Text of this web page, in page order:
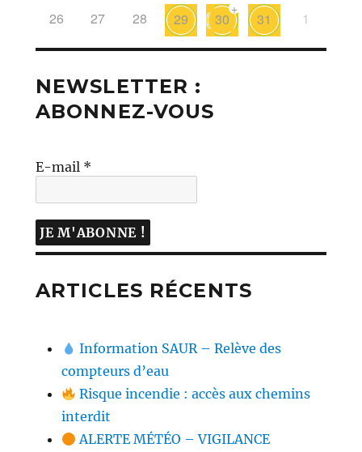
26 27 28 29 30
+
31 1
NEWSLETTER :
ABONNEZ-VOUS
E-mail *
ARTICLES RÉCENTS
Information SAUR – Relève des
compteurs d’eau
Risque incendie : accès aux chemins
interdit
ALERTE MÉTÉO – VIGILANCE